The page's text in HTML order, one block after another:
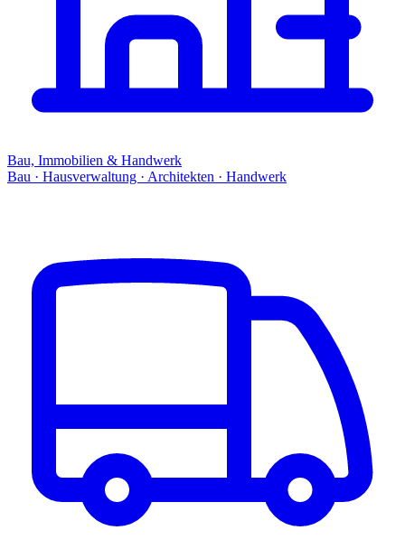
Bau, Immobilien & Handwerk
Bau · Hausverwaltung · Architekten · Handwerk